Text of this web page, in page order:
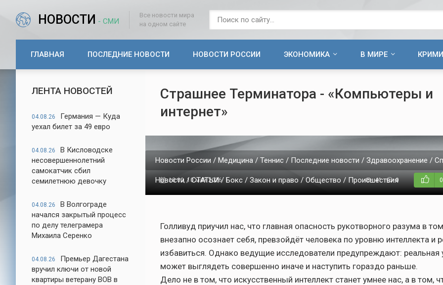
НОВОСТИ - СМИ
Все новости мира
на одном сайте
ГЛАВНАЯ ПОСЛЕДНИЕ НОВОСТИ НОВОСТИ РОССИИ ЭКОНОМИКА В МИРЕ
ЛЕНТА НОВОСТЕЙ
04.08.26
Германия — Куда
уехал билет за 49 евро
04.08.26
В Кисловодске
несовершеннолетний
самокатчик сбил
семилетнюю девочку
04.08.26
В Волгограде
начался закрытый процесс
по делу телеграмера
Михаила Серенко
04.08.26
Премьер Дагестана
вручил ключи от новой
квартиры ветерану ВОВ в
Страшнее Терминатора - «Компьютеры и
интернет»
Новости России / Медицина / Теннис / Последние новости / Здравоохранение /
Новости / СТАТЬИ / Бокс / Закон и право / Общество / Происшествия
18:00, 10 май 2026 41 0 0
Голливуд приучил нас, что главная опасность рукотворного разума в
внезапно осознает себя, превзойдёт человека по уровню интеллекта и
избавиться. Однако ведущие исследователи предупреждают: реальная
может выглядеть совершенно иначе и наступить гораздо раньше.
Дело не в том, что искусственный интеллект станет умнее нас, а в том,